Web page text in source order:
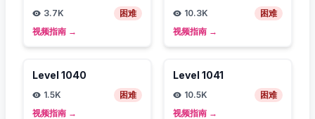
3.7K
困难
视频指南 →
10.3K
困难
视频指南 →
Level 1040
1.5K
困难
视频指南 →
Level 1041
10.5K
困难
视频指南 →